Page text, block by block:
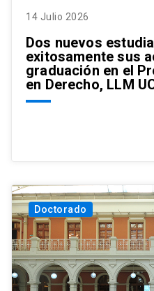
14 Julio 2026
Dos nuevos
exitosamente sus
graduación en el
en Derecho, LLM
Doctorado